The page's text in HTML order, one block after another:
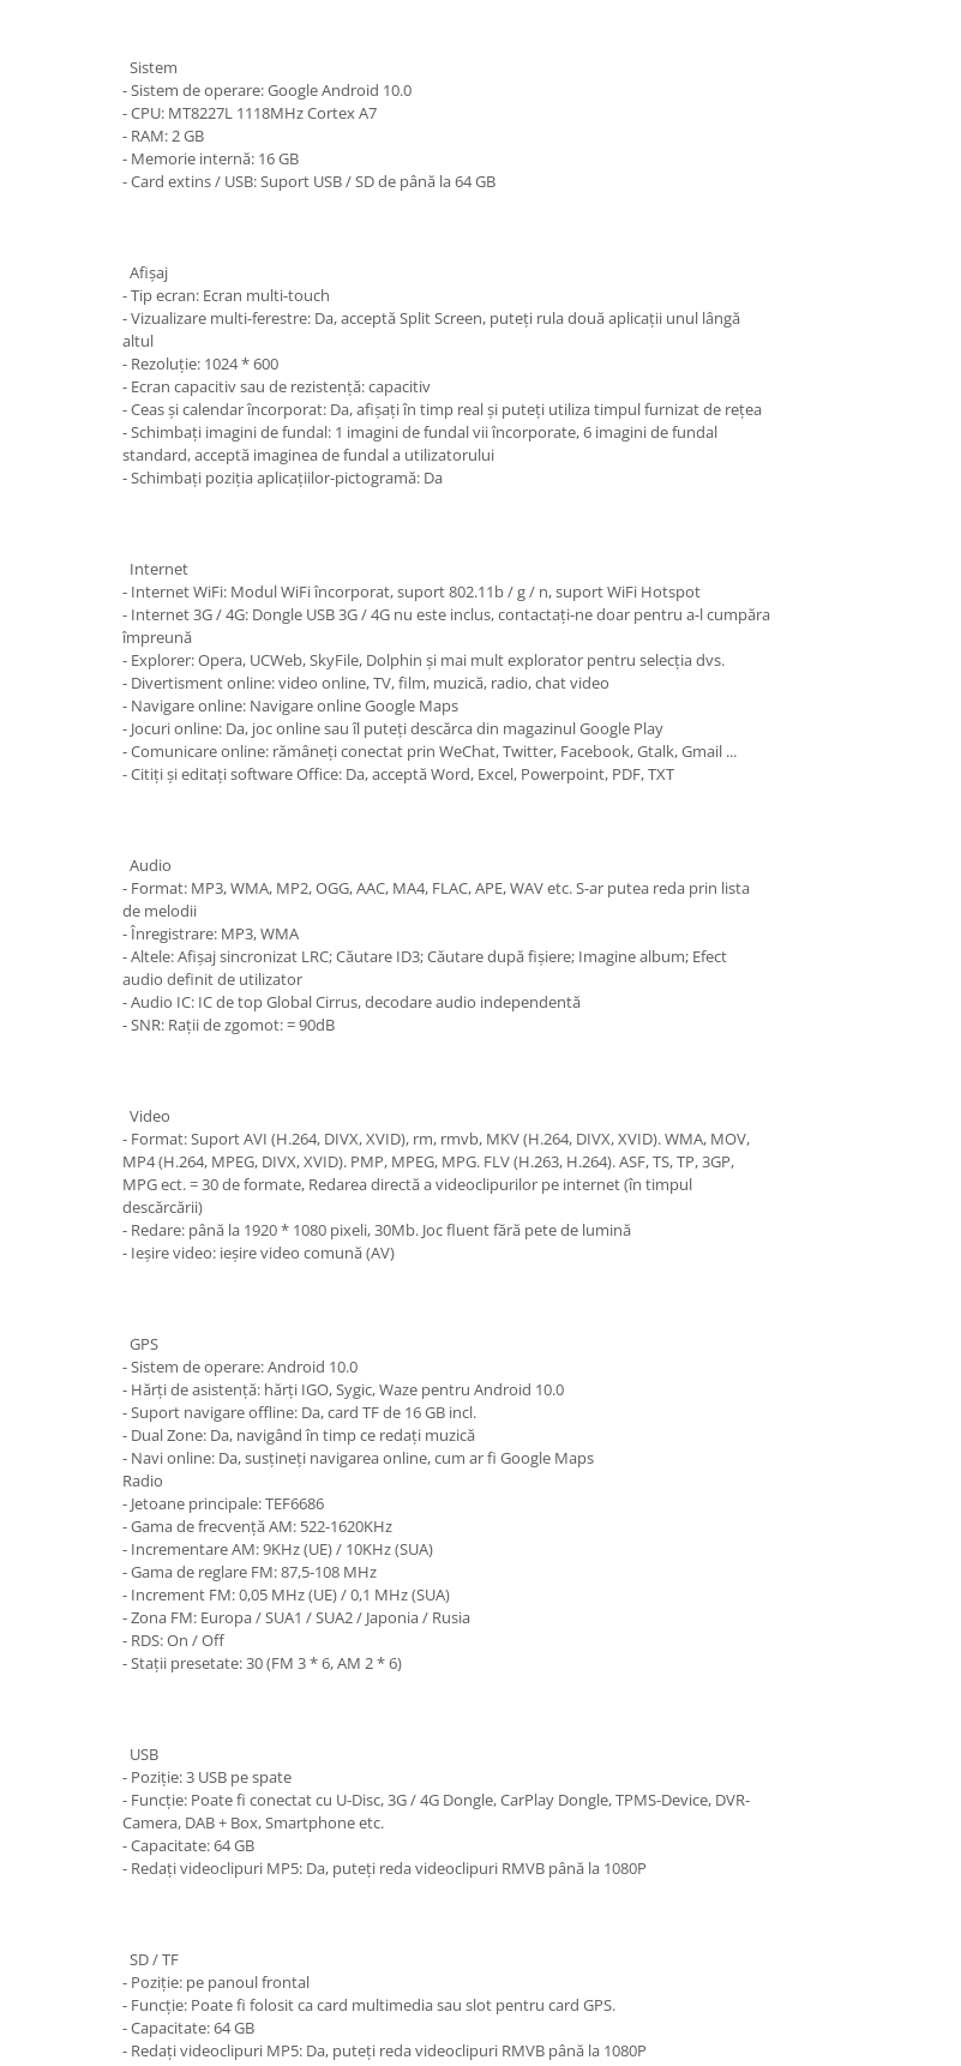
Sistem
- Sistem de operare: Google Android 10.0
- CPU: MT8227L 1118MHz Cortex A7
- RAM: 2 GB
- Memorie internă: 16 GB
- Card extins / USB: Suport USB / SD de până la 64 GB
Afişaj
- Tip ecran: Ecran multi-touch
- Vizualizare multi-ferestre: Da, acceptă Split Screen, puteți rula două aplicații unul lângă
altul
- Rezoluție: 1024 * 600
- Ecran capacitiv sau de rezistență: capacitiv
- Ceas și calendar încorporat: Da, afișați în timp real și puteți utiliza timpul furnizat de rețea
- Schimbați imagini de fundal: 1 imagini de fundal vii încorporate, 6 imagini de fundal
standard, acceptă imaginea de fundal a utilizatorului
- Schimbați poziția aplicațiilor-pictogramă: Da
Internet
- Internet WiFi: Modul WiFi încorporat, suport 802.11b / g / n, suport WiFi Hotspot
- Internet 3G / 4G: Dongle USB 3G / 4G nu este inclus, contactați-ne doar pentru a-l cumpăra
împreună
- Explorer: Opera, UCWeb, SkyFile, Dolphin și mai mult explorator pentru selecția dvs.
- Divertisment online: video online, TV, film, muzică, radio, chat video
- Navigare online: Navigare online Google Maps
- Jocuri online: Da, joc online sau îl puteți descărca din magazinul Google Play
- Comunicare online: rămâneți conectat prin WeChat, Twitter, Facebook, Gtalk, Gmail ...
- Citiți și editați software Office: Da, acceptă Word, Excel, Powerpoint, PDF, TXT
Audio
- Format: MP3, WMA, MP2, OGG, AAC, MA4, FLAC, APE, WAV etc. S-ar putea reda prin lista
de melodii
- Înregistrare: MP3, WMA
- Altele: Afișaj sincronizat LRC; Căutare ID3; Căutare după fișiere; Imagine album; Efect
audio definit de utilizator
- Audio IC: IC de top Global Cirrus, decodare audio independentă
- SNR: Rații de zgomot: = 90dB
Video
- Format: Suport AVI (H.264, DIVX, XVID), rm, rmvb, MKV (H.264, DIVX, XVID). WMA, MOV,
MP4 (H.264, MPEG, DIVX, XVID). PMP, MPEG, MPG. FLV (H.263, H.264). ASF, TS, TP, 3GP,
MPG ect. = 30 de formate, Redarea directă a videoclipurilor pe internet (în timpul
descărcării)
- Redare: până la 1920 * 1080 pixeli, 30Mb. Joc fluent fără pete de lumină
- Ieșire video: ieșire video comună (AV)
GPS
- Sistem de operare: Android 10.0
- Hărți de asistență: hărți IGO, Sygic, Waze pentru Android 10.0
- Suport navigare offline: Da, card TF de 16 GB incl.
- Dual Zone: Da, navigând în timp ce redați muzică
- Navi online: Da, susțineți navigarea online, cum ar fi Google Maps
Radio
- Jetoane principale: TEF6686
- Gama de frecvență AM: 522-1620KHz
- Incrementare AM: 9KHz (UE) / 10KHz (SUA)
- Gama de reglare FM: 87,5-108 MHz
- Increment FM: 0,05 MHz (UE) / 0,1 MHz (SUA)
- Zona FM: Europa / SUA1 / SUA2 / Japonia / Rusia
- RDS: On / Off
- Stații presetate: 30 (FM 3 * 6, AM 2 * 6)
USB
- Poziție: 3 USB pe spate
- Funcție: Poate fi conectat cu U-Disc, 3G / 4G Dongle, CarPlay Dongle, TPMS-Device, DVR-
Camera, DAB + Box, Smartphone etc.
- Capacitate: 64 GB
- Redați videoclipuri MP5: Da, puteți reda videoclipuri RMVB până la 1080P
SD / TF
- Poziție: pe panoul frontal
- Funcție: Poate fi folosit ca card multimedia sau slot pentru card GPS.
- Capacitate: 64 GB
- Redați videoclipuri MP5: Da, puteți reda videoclipuri RMVB până la 1080P